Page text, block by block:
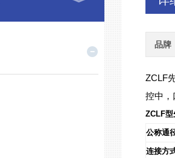
品牌
ZCLF
控中，
ZCLF
公称通
连接方